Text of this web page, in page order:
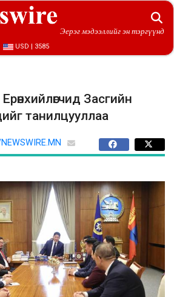
Эерэг мэдээллийг эн тэргүүнд
USD | 3585
Засгийн
танилцууллаа